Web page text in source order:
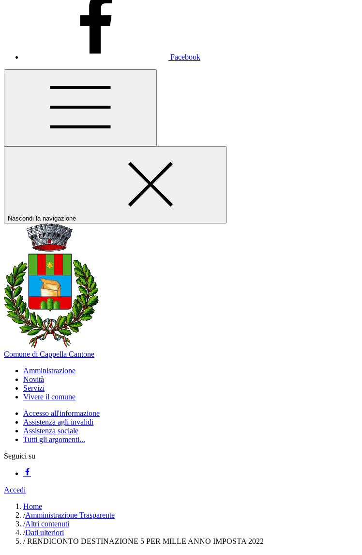
Facebook
Nascondi la navigazione
Comune di Cappella Cantone
Amministrazione
Novità
Servizi
Vivere il comune
Accesso all'informazione
Assistenza agli invalidi
Assistenza sociale
Tutti gli argomenti...
Seguici su
Accedi
Home
/Amministrazione Trasparente
/Altri contenuti
/Dati ulteriori
/RENDICONTO DESTINAZIONE 5 PER MILLE ANNO IMPOSTA 2022